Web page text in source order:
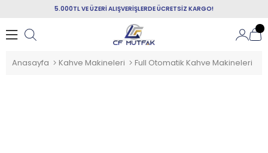
5.000TL VE ÜZERİ ALIŞVERİŞLERDE ÜCRETSİZ KARGO!
Anasayfa Kahve Makineleri Full Otomatik Kahve Makineleri